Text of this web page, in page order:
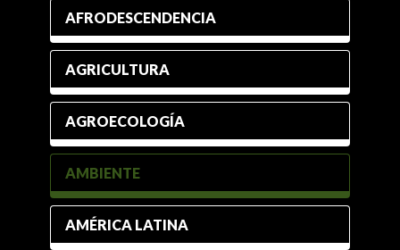
AFRODESCENDENCIA
AGRICULTURA
AGROECOLOGÍA
AMBIENTE
AMÉRICA LATINA